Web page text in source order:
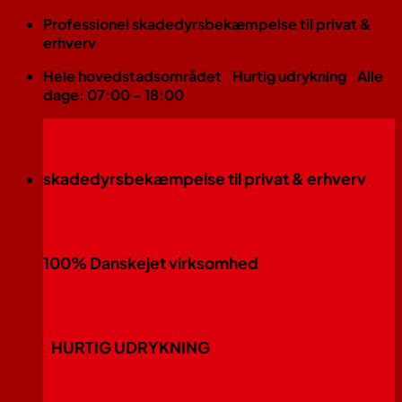
FortsætProfessionel skadedyrsbekæmpelse til privat &
erhverv
Hele hovedstadsområdet
Hurtig udrykning Alle
dage: 07:00 - 18:00
skadedyrsbekæmpelse til privat & erhverv
100% Danskejet virksomhed
HURTIG UDRYKNING